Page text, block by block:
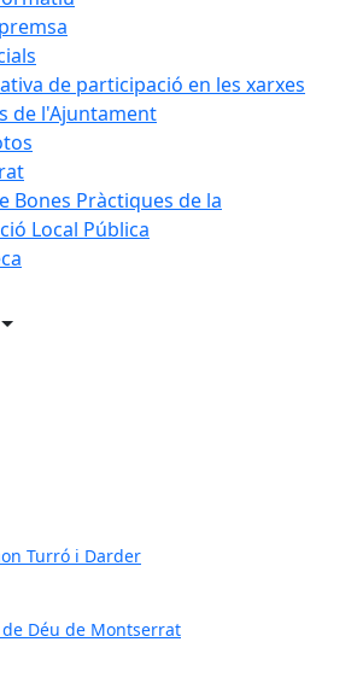
de participació en les xarxes
de l'Ajuntament
Bones Pràctiques de la
Local Pública
Turró i Darder
de Déu de Montserrat